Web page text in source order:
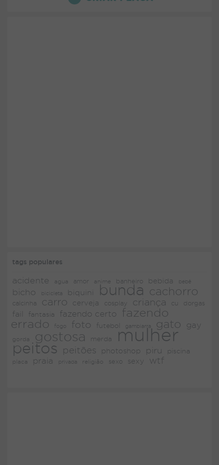
tags populares
acidente agua amor anime banheiro bebida bebê
bicho bicicleta biquini bunda cachorro
calcinha carro cerveja cosplay criança cu dorgas
fail fantasia fazendo certo
fazendo
errado
fogo foto futebol gambiarra gato gay
gorda gostosa merda mulher
peitos peitões photoshop piru piscina
placa praia privada religião sexo sexy wtf